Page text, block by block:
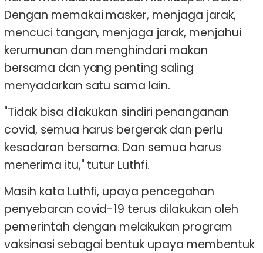
Dengan memakai masker, menjaga jarak,
mencuci tangan, menjaga jarak, menjahui
kerumunan dan menghindari makan
bersama dan yang penting saling
menyadarkan satu sama lain.
"Tidak bisa dilakukan sindiri penanganan
covid, semua harus bergerak dan perlu
kesadaran bersama. Dan semua harus
menerima itu," tutur Luthfi.
Masih kata Luthfi, upaya pencegahan
penyebaran covid-19 terus dilakukan oleh
pemerintah dengan melakukan program
vaksinasi sebagai bentuk upaya membentuk